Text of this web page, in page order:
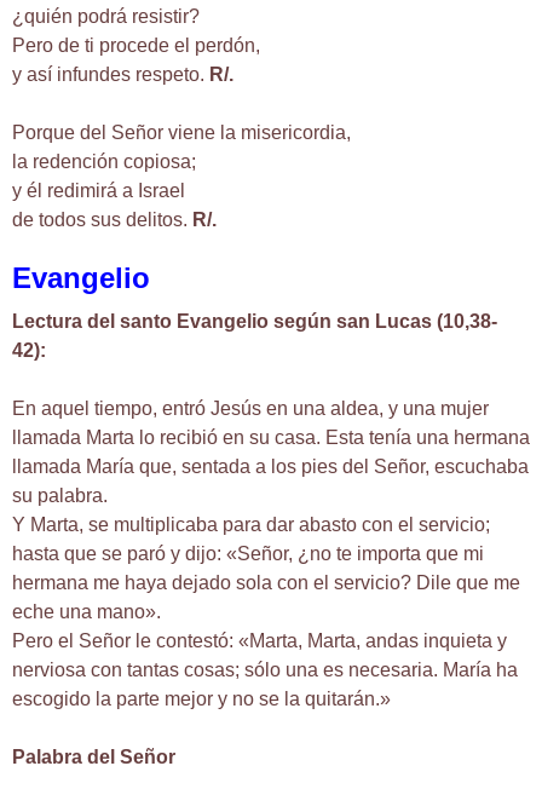
¿quién podrá resistir?
Pero de ti procede el perdón,
y así infundes respeto. R/.
Porque del Señor viene la misericordia,
la redención copiosa;
y él redimirá a Israel
de todos sus delitos. R/.
Evangelio
Lectura del santo Evangelio según san Lucas (10,38-
42):
En aquel tiempo, entró Jesús en una aldea, y una mujer
llamada Marta lo recibió en su casa. Esta tenía una hermana
llamada María que, sentada a los pies del Señor, escuchaba
su palabra.
Y Marta, se multiplicaba para dar abasto con el servicio;
hasta que se paró y dijo: «Señor, ¿no te importa que mi
hermana me haya dejado sola con el servicio? Dile que me
eche una mano».
Pero el Señor le contestó: «Marta, Marta, andas inquieta y
nerviosa con tantas cosas; sólo una es necesaria. María ha
escogido la parte mejor y no se la quitarán.»
Palabra del Señor